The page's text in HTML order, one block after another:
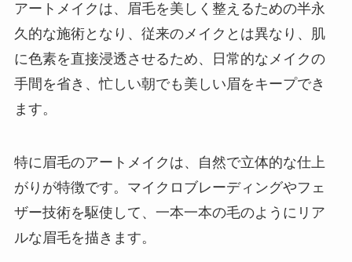
アートメイクは、眉毛を美しく整えるための半永
久的な施術となり、従来のメイクとは異なり、肌
に色素を直接浸透させるため、日常的なメイクの
手間を省き、忙しい朝でも美しい眉をキープでき
ます。
特に眉毛のアートメイクは、自然で立体的な仕上
がりが特徴です。マイクロブレーディングやフェ
ザー技術を駆使して、一本一本の毛のようにリア
ルな眉毛を描きます。